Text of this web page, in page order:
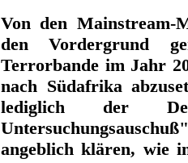
Von den
den Vordergrund
Terrorbande im Jahr
nach Südafrika
lediglich der
angeblich klären, wie